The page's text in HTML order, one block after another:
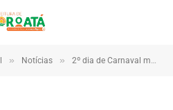
» Notícias » 2º dia de Carnaval movimenta Coroatá com muita animação e grande público